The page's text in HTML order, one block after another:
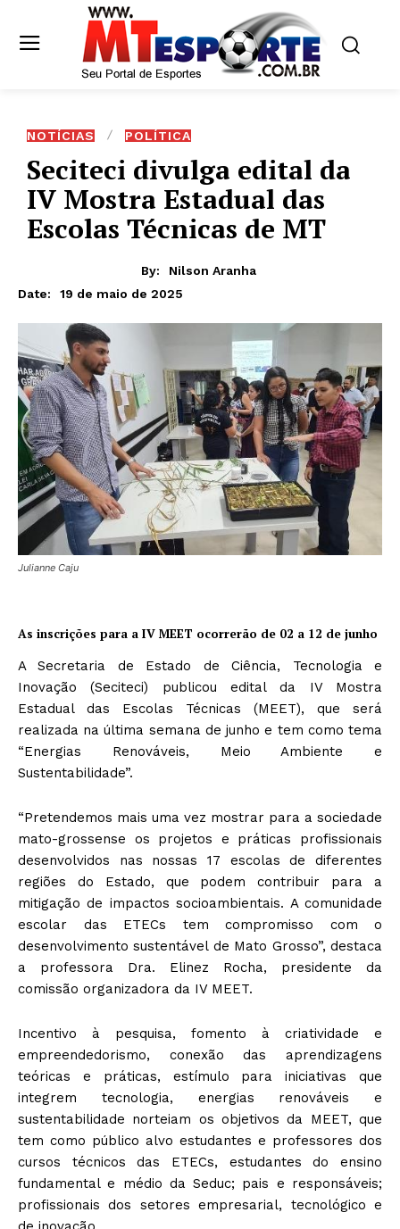
NOTÍCIAS POLÍTICA
Seciteci divulga edital da
IV Mostra Estadual das
Escolas Técnicas de MT
By:
Nilson Aranha
Date:
19 de maio de 2025
Julianne Caju
As inscrições para a IV MEET ocorrerão de 02 a 12 de junho
A Secretaria de Estado de Ciência, Tecnologia e
Inovação (Seciteci) publicou edital da IV Mostra
Estadual das Escolas Técnicas (MEET), que será
realizada na última semana de junho e tem como tema
“Energias Renováveis, Meio Ambiente e
Sustentabilidade”.
“Pretendemos mais uma vez mostrar para a sociedade
mato-grossense os projetos e práticas profissionais
desenvolvidos nas nossas 17 escolas de diferentes
regiões do Estado, que podem contribuir para a
mitigação de impactos socioambientais. A comunidade
escolar das ETECs tem compromisso com o
desenvolvimento sustentável de Mato Grosso”, destaca
a professora Dra. Elinez Rocha, presidente da
comissão organizadora da IV MEET.
Incentivo à pesquisa, fomento à criatividade e
empreendedorismo, conexão das aprendizagens
teóricas e práticas, estímulo para iniciativas que
integrem tecnologia, energias renováveis e
sustentabilidade norteiam os objetivos da MEET, que
tem como público alvo estudantes e professores dos
cursos técnicos das ETECs, estudantes do ensino
fundamental e médio da Seduc; pais e responsáveis;
profissionais dos setores empresarial, tecnológico e